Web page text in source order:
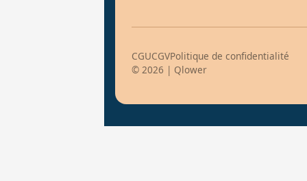
© 2026 | Qlower
CGUCGVPolitique de confidentialité